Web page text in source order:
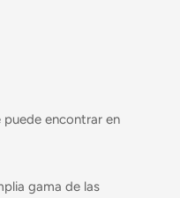
encontrar en
gama de las